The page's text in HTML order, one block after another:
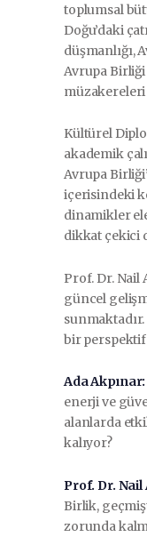
toplumsal
Doğu’daki
düşmanlığı,
Avrupa
Kültürel
akademik
Avrupa
içerisindeki
dinamikler
dikkat çekici
Prof. Dr. Nail
güncel
bir perspektif
Ada Akpınar:
enerji ve
alanlarda
kalıyor?
Prof. Dr. Nail
Birlik,
zorunda